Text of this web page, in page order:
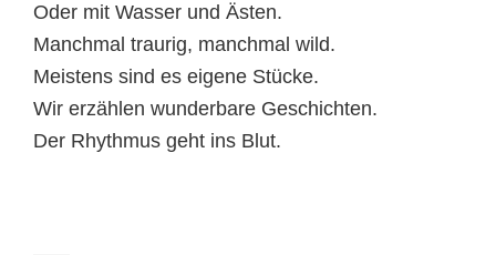
Oder mit Wasser und Ästen.
Manchmal traurig, manchmal wild.
Meistens sind es eigene Stücke.
Wir erzählen wunderbare Geschichten.
Der Rhythmus geht ins Blut.